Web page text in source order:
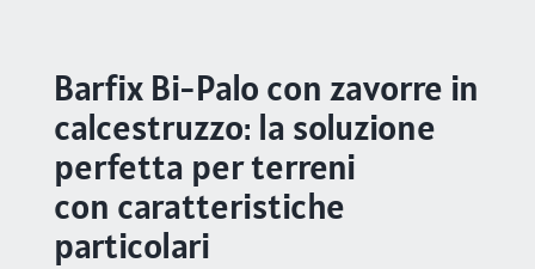
Barfix Bi-Palo con zavorre in
calcestruzzo: la soluzione
perfetta per terreni
con caratteristiche
particolari